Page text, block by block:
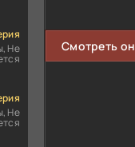
Не
Не
Смотреть